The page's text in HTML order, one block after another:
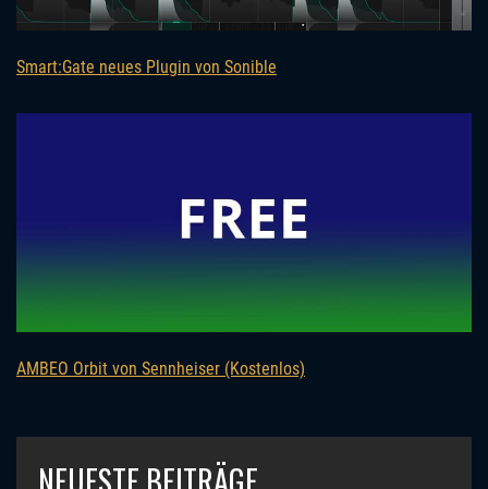
Smart:Gate neues Plugin von Sonible
AMBEO Orbit von Sennheiser (Kostenlos)